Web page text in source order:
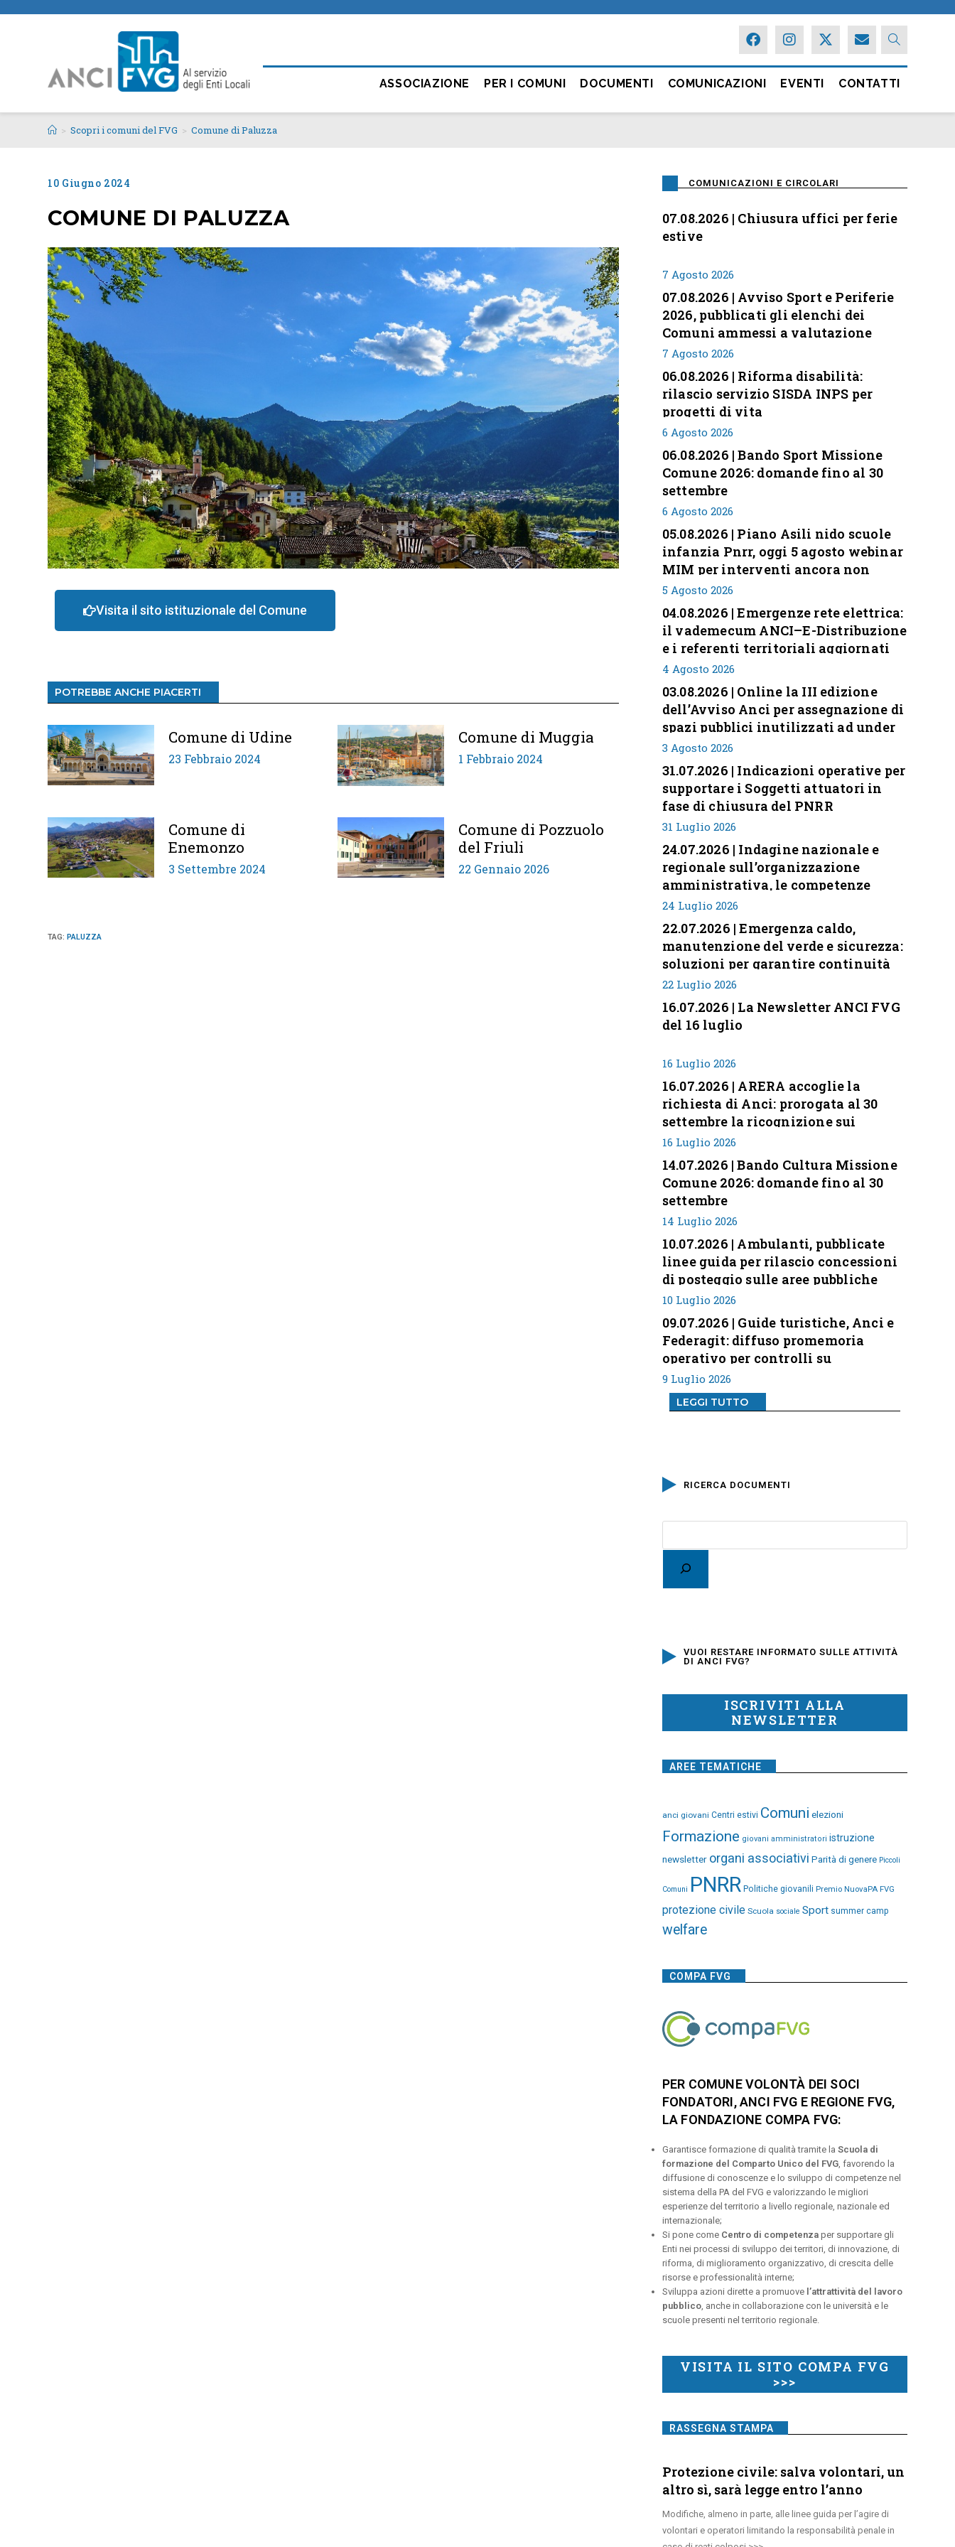
ASSOCIAZIONE PER I COMUNI DOCUMENTI COMUNICAZIONI EVENTI CONTATTI
> Scopri i comuni del FVG > Comune di Paluzza
10 Giugno 2024
COMUNE DI PALUZZA
Visita il sito istituzionale del Comune
POTREBBE ANCHE PIACERTI
Comune di Udine
23 Febbraio 2024
Comune di Muggia
1 Febbraio 2024
Comune di
Enemonzo
3 Settembre 2024
Comune di Pozzuolo
del Friuli
22 Gennaio 2026
TAG: PALUZZA
COMUNICAZIONI E CIRCOLARI
07.08.2026 | Chiusura uffici per ferie
estive
7 Agosto 2026
07.08.2026 | Avviso Sport e Periferie
2026, pubblicati gli elenchi dei
Comuni ammessi a valutazione
7 Agosto 2026
06.08.2026 | Riforma disabilità:
rilascio servizio SISDA INPS per
progetti di vita
6 Agosto 2026
06.08.2026 | Bando Sport Missione
Comune 2026: domande fino al 30
settembre
6 Agosto 2026
05.08.2026 | Piano Asili nido scuole
infanzia Pnrr, oggi 5 agosto webinar
MIM per interventi ancora non
conclusi
5 Agosto 2026
04.08.2026 | Emergenze rete elettrica:
il vademecum ANCI–E-Distribuzione
e i referenti territoriali aggiornati
4 Agosto 2026
03.08.2026 | Online la III edizione
dell’Avviso Anci per assegnazione di
spazi pubblici inutilizzati ad under
35
3 Agosto 2026
31.07.2026 | Indicazioni operative per
supportare i Soggetti attuatori in
fase di chiusura del PNRR
31 Luglio 2026
24.07.2026 | Indagine nazionale e
regionale sull’organizzazione
amministrativa, le competenze
professionali e i modelli di gestione
nei piccoli Comuni italiani
24 Luglio 2026
22.07.2026 | Emergenza caldo,
manutenzione del verde e sicurezza:
soluzioni per garantire continuità
servizi
22 Luglio 2026
16.07.2026 | La Newsletter ANCI FVG
del 16 luglio
16 Luglio 2026
16.07.2026 | ARERA accoglie la
richiesta di Anci: prorogata al 30
settembre la ricognizione sui
corrispettivi
16 Luglio 2026
14.07.2026 | Bando Cultura Missione
Comune 2026: domande fino al 30
settembre
14 Luglio 2026
10.07.2026 | Ambulanti, pubblicate
linee guida per rilascio concessioni
di posteggio sulle aree pubbliche
10 Luglio 2026
09.07.2026 | Guide turistiche, Anci e
Federagit: diffuso promemoria
operativo per controlli su
professione
9 Luglio 2026
LEGGI TUTTO
RICERCA DOCUMENTI
VUOI RESTARE INFORMATO SULLE ATTIVITÀ
DI ANCI FVG?
ISCRIVITI ALLA
NEWSLETTER
AREE TEMATICHE
anci giovani Centri estivi Comuni elezioni
Formazione giovani amministratori istruzione
newsletter organi associativi Parità di genere Piccoli
Comuni PNRR Politiche giovanili Premio NuovaPA FVG
protezione civile Scuola sociale Sport summer camp
welfare
COMPA FVG
PER COMUNE VOLONTÀ DEI SOCI
FONDATORI, ANCI FVG E REGIONE FVG,
LA FONDAZIONE COMPA FVG:
Garantisce formazione di qualità tramite la Scuola di
formazione del Comparto Unico del FVG, favorendo la
diffusione di conoscenze e lo sviluppo di competenze nel
sistema della PA del FVG e valorizzando le migliori
esperienze del territorio a livello regionale, nazionale ed
internazionale;
Si pone come Centro di competenzaper supportare gli
Enti nei processi di sviluppo dei territori, di innovazione, di
riforma, di miglioramento organizzativo, di crescita delle
risorse e professionalità interne;
Sviluppa azioni dirette a promuove l’attrattività del lavoro
pubblico, anche in collaborazione con le università e le
scuole presenti nel territorio regionale.
VISITA IL SITO COMPA FVG
>>>
RASSEGNA STAMPA
Protezione civile: salva volontari, un
altro sì, sarà legge entro l’anno
Modifiche, almeno in parte, alle linee guida per l’agire di
volontari e operatori limitando la responsabilità penale in